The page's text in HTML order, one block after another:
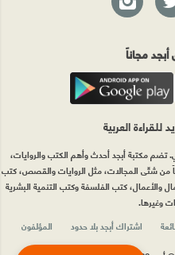
مجاناً
العربية
تضم مكتبة أبجد أحدث وأهم الكتب والروايات،
من شتّى المجالات، مثل الروايات والقصص، كتب
والأعمال، كتب الفلسفة وكتب التنمية البشرية
وغيرها.
اشتراك أبجد بلا حدود
المؤلفون